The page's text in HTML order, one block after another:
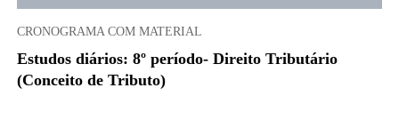
CRONOGRAMA COM MATERIAL
Estudos diários: 8º período- Direito Tributário
(Conceito de Tributo)